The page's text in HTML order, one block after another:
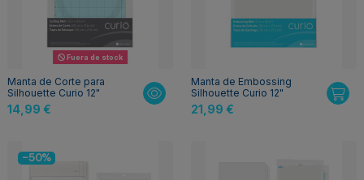
Fuera de stock
Manta de Corte para
Silhouette Curio 12"
14,99 €
Manta de Embossing
Silhouette Curio 12"
21,99 €
-50%